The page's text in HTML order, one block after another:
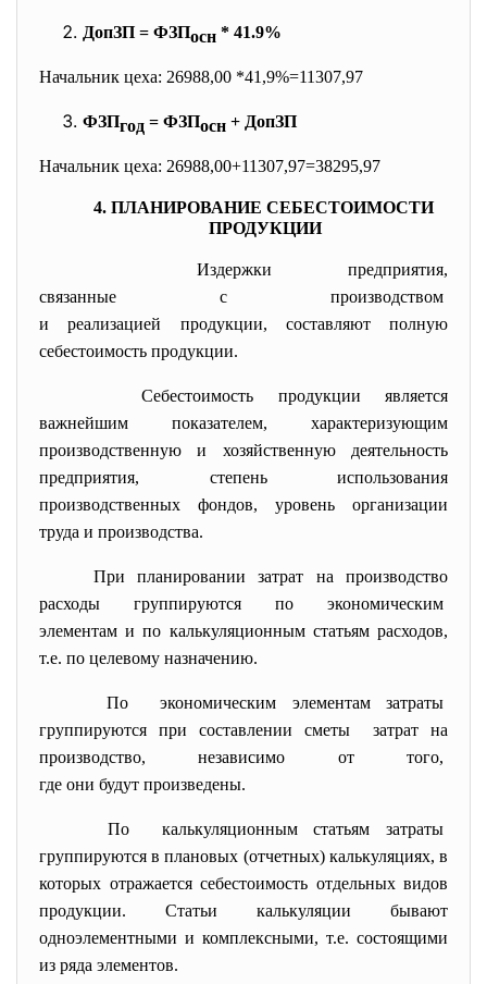
ДопЗП = ФЗПосн * 41.9%
Начальник цеха: 26988,00 *41,9%=11307,97
ФЗПгод = ФЗПосн + ДопЗП
Начальник цеха: 26988,00+11307,97=38295,97
4. ПЛАНИРОВАНИЕ СЕБЕСТОИМОСТИ
ПРОДУКЦИИ
Издержки предприятия,
связанные с производством
и реализацией продукции, составляют полную
себестоимость продукции.
Себестоимость продукции является
важнейшим показателем, характеризующим
производственную и хозяйственную деятельность
предприятия, степень использования
производственных фондов, уровень организации
труда и производства.
При планировании затрат на производство
расходы группируются по экономическим
элементам и по калькуляционным статьям расходов,
т.е. по целевому назначению.
По экономическим элементам затраты
группируются при составлении сметы затрат на
производство, независимо от того,
где они будут произведены.
По калькуляционным статьям затраты
группируются в плановых (отчетных) калькуляциях, в
которых отражается себестоимость отдельных видов
продукции. Статьи калькуляции бывают
одноэлементными и комплексными, т.е. состоящими
из ряда элементов.